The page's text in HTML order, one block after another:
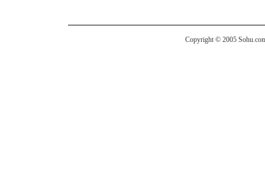
Copyright © 2005